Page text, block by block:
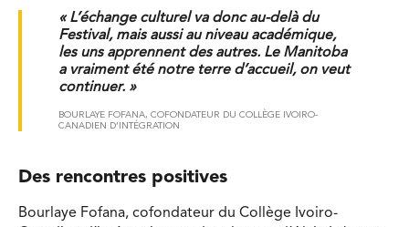
« L’échange culturel va donc au-delà du
Festival, mais aussi au niveau académique,
les uns apprennent des autres. Le Manitoba
a vraiment été notre terre d’accueil, on veut
continuer. »
BOURLAYE FOFANA, COFONDATEUR DU COLLÈGE IVOIRO-
CANADIEN D’INTÉGRATION
Des rencontres positives
Bourlaye Fofana, cofondateur du Collège Ivoiro-